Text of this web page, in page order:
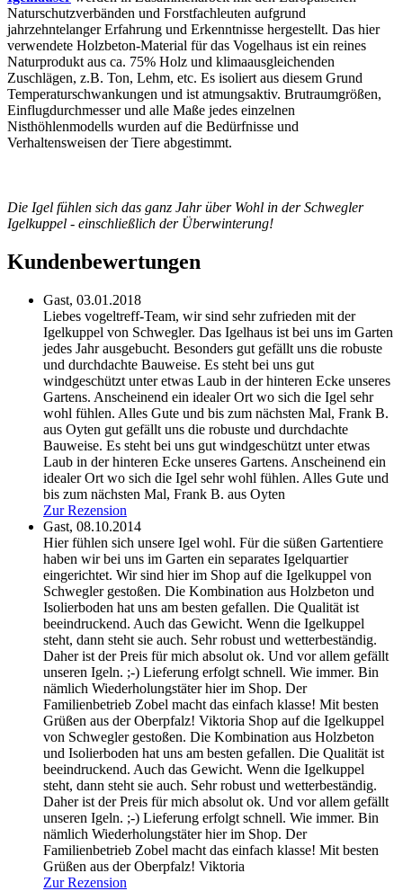
Naturschutzverbänden und Forstfachleuten aufgrund
jahrzehntelanger Erfahrung und Erkenntnisse hergestellt. Das hier
verwendete Holzbeton-Material für das Vogelhaus ist ein reines
Naturprodukt aus ca. 75% Holz und klimaausgleichenden
Zuschlägen, z.B. Ton, Lehm, etc. Es isoliert aus diesem Grund
Temperaturschwankungen und ist atmungsaktiv. Brutraumgrößen,
Einflugdurchmesser und alle Maße jedes einzelnen
Nisthöhlenmodells wurden auf die Bedürfnisse und
Verhaltensweisen der Tiere abgestimmt.
Die Igel fühlen sich das ganz Jahr über Wohl in der Schwegler
Igelkuppel - einschließlich der Überwinterung!
Kundenbewertungen
Gast, 03.01.2018
Liebes vogeltreff-Team, wir sind sehr zufrieden mit der
Igelkuppel von Schwegler. Das Igelhaus ist bei uns im Garten
jedes Jahr ausgebucht. Besonders gut gefällt uns die robuste
und durchdachte Bauweise. Es steht bei uns gut
windgeschützt unter etwas Laub in der hinteren Ecke unseres
Gartens. Anscheinend ein idealer Ort wo sich die Igel sehr
wohl fühlen. Alles Gute und bis zum nächsten Mal, Frank B.
aus Oyten gut gefällt uns die robuste und durchdachte
Bauweise. Es steht bei uns gut windgeschützt unter etwas
Laub in der hinteren Ecke unseres Gartens. Anscheinend ein
idealer Ort wo sich die Igel sehr wohl fühlen. Alles Gute und
bis zum nächsten Mal, Frank B. aus Oyten
Zur Rezension
Gast, 08.10.2014
Hier fühlen sich unsere Igel wohl. Für die süßen Gartentiere
haben wir bei uns im Garten ein separates Igelquartier
eingerichtet. Wir sind hier im Shop auf die Igelkuppel von
Schwegler gestoßen. Die Kombination aus Holzbeton und
Isolierboden hat uns am besten gefallen. Die Qualität ist
beeindruckend. Auch das Gewicht. Wenn die Igelkuppel
steht, dann steht sie auch. Sehr robust und wetterbeständig.
Daher ist der Preis für mich absolut ok. Und vor allem gefällt
unseren Igeln. ;-) Lieferung erfolgt schnell. Wie immer. Bin
nämlich Wiederholungstäter hier im Shop. Der
Familienbetrieb Zobel macht das einfach klasse! Mit besten
Grüßen aus der Oberpfalz! Viktoria Shop auf die Igelkuppel
von Schwegler gestoßen. Die Kombination aus Holzbeton
und Isolierboden hat uns am besten gefallen. Die Qualität ist
beeindruckend. Auch das Gewicht. Wenn die Igelkuppel
steht, dann steht sie auch. Sehr robust und wetterbeständig.
Daher ist der Preis für mich absolut ok. Und vor allem gefällt
unseren Igeln. ;-) Lieferung erfolgt schnell. Wie immer. Bin
nämlich Wiederholungstäter hier im Shop. Der
Familienbetrieb Zobel macht das einfach klasse! Mit besten
Grüßen aus der Oberpfalz! Viktoria
Zur Rezension